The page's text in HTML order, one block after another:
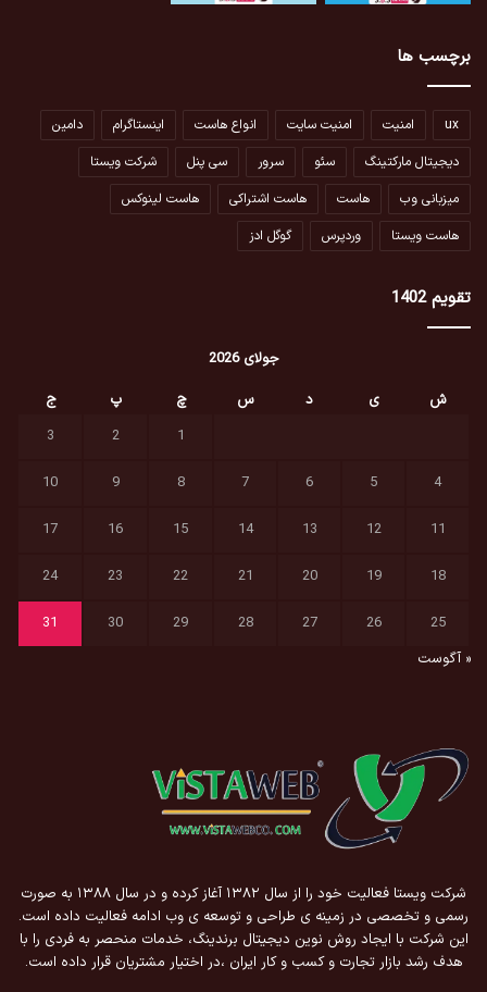
برچسب ها
ux امنیت امنیت سایت انواع هاست اینستاگرام
دامین
دیجیتال مارکتینگ
سئو سرور سی پنل
شرکت ویستا
میزبانی وب
هاست هاست اشتراکی
هاست لینوکس
هاست ویستا
وردپرس گوگل ادز
تقویم 1402
جولای 2026
ش
ی د س چ پ
ج
1
2
3
4
5
6
7
8
9
10
11
12
13
14
15
16
17
18
19
20
21
22
23
24
25
26
27
28
29
30
31
« آگوست
شرکت ویستا فعالیت خود را از سال ۱۳۸۲ آغاز کرده و در سال ۱۳۸۸ به صورت
رسمی و تخصصی در زمینه ی طراحی و توسعه ی وب ادامه فعالیت داده است.
این شرکت با ایجاد روش نوین دیجیتال برندینگ، خدمات منحصر به فردی را با
هدف رشد بازار تجارت و کسب و کار ایران ،در اختیار مشتریان قرار داده است.